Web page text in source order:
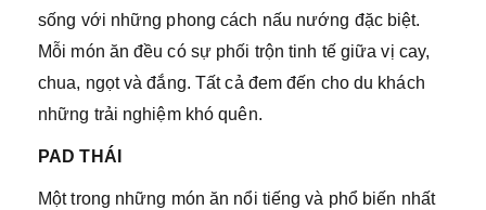
sống với những phong cách nấu nướng đặc biệt.
Mỗi món ăn đều có sự phối trộn tinh tế giữa vị cay,
chua, ngọt và đắng. Tất cả đem đến cho du khách
những trải nghiệm khó quên.
PAD THÁI
Một trong những món ăn nổi tiếng và phổ biến nhất